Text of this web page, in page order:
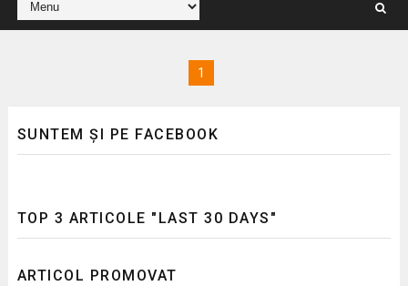
1
SUNTEM ȘI PE FACEBOOK
TOP 3 ARTICOLE "LAST 30 DAYS"
ARTICOL PROMOVAT